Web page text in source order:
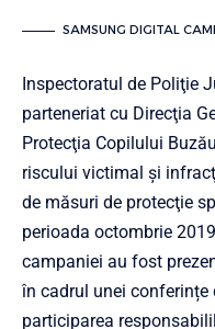
SAMSUNG DIGITAL
Inspectoratul de Poliţie
parteneriat cu Direcţia
Protecţia Copilului
riscului victimal şi
de măsuri de protecţie
perioada octombrie
campaniei au fost
în cadrul unei conferințe
participarea